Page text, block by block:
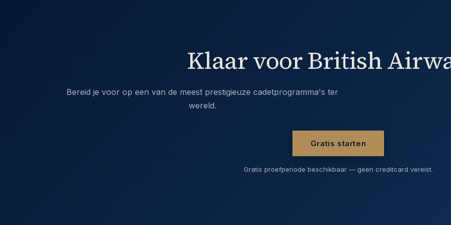
Klaar voor British
Bereid je voor op een van de meest prestigieuze cadetprogramma's ter
wereld.
Gratis starten
Gratis proefperiode beschikbaar — geen creditcard vereist.